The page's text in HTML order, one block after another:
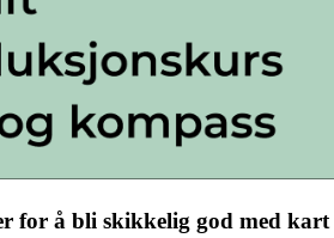
for å bli skikkelig god med kart